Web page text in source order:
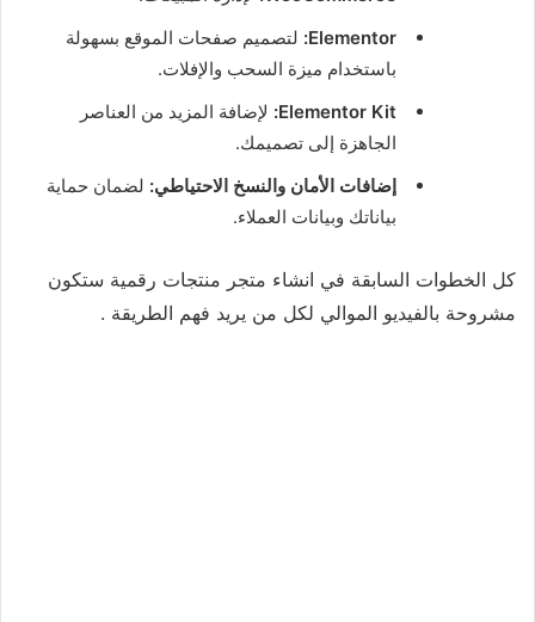
Elementor: لتصميم صفحات الموقع بسهولة
باستخدام ميزة السحب والإفلات.
Elementor Kit: لإضافة المزيد من العناصر
الجاهزة إلى تصميمك.
إضافات الأمان والنسخ الاحتياطي: لضمان حماية
بياناتك وبيانات العملاء.
كل الخطوات السابقة في انشاء متجر منتجات رقمية ستكون
مشروحة بالفيديو الموالي لكل من يريد فهم الطريقة .